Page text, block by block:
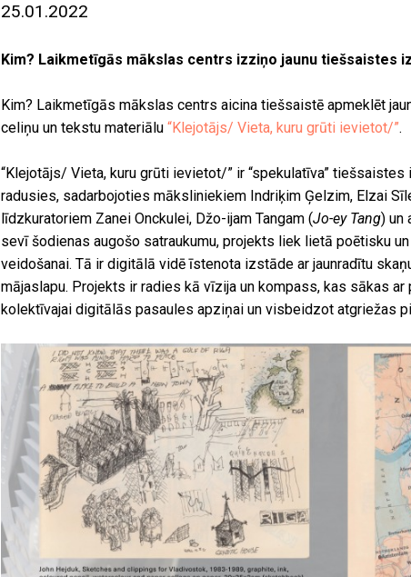
25.01.2022
Kim? Laikmetīgās mākslas centrs izziņo jaunu tiešsaistes
Kim? Laikmetīgās mākslas centrs aicina tiešsaistē apmeklēt
celiņu un tekstu materiālu “Klejotājs/ Vieta, kuru grūti ievietot/”.
“Klejotājs/ Vieta, kuru grūti ievietot/” ir “spekulatīva”
radusies, sadarbojoties māksliniekiem Indriķim Ģelzim, Elzai
līdzkuratoriem Zanei Onckulei, Džo-ijam Tangam (Jo-ey Tang) un
sevī šodienas augošo satraukumu, projekts liek lietā poētisku
veidošanai. Tā ir digitālā vidē īstenota izstāde ar jaunradītu
mājaslapu. Projekts ir radies kā vīzija un kompass, kas sākas
kolektīvajai digitālās pasaules apziņai un visbeidzot atgriežas